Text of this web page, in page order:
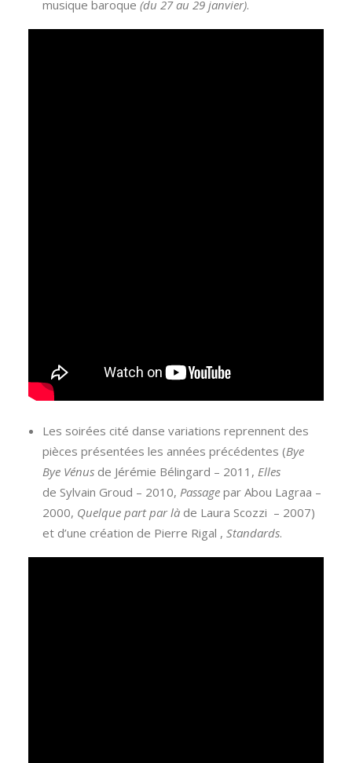
musique baroque (du 27 au 29 janvier).
Les soirées cité danse variations reprennent des
pièces présentées les années précédentes (Bye
Bye Vénus de Jérémie Bélingard – 2011, Elles
de Sylvain Groud – 2010, Passage par Abou Lagraa –
2000, Quelque part par là de Laura Scozzi – 2007)
et d’une création de Pierre Rigal , Standards.